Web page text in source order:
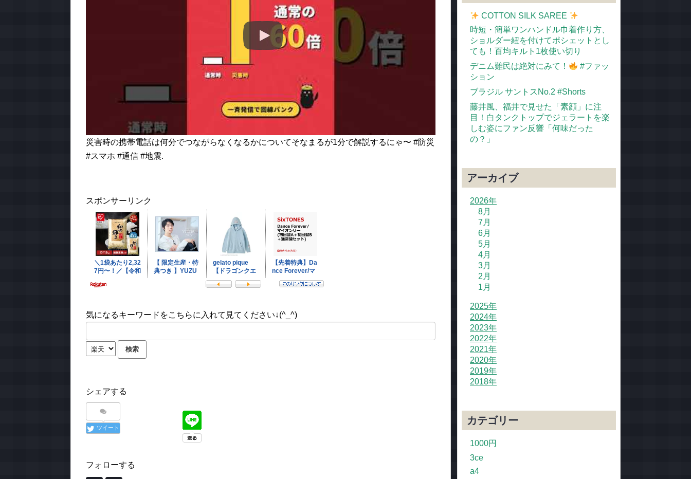
災害時の携帯電話は何分でつながらなくなるかについてそなまるが1分で解説するにゃ〜 #防災
#スマホ #通信 #地震.
スポンサーリンク
気になるキーワードをこちらに入れて見てください↓(^_^)
シェアする
ツイート
フォローする
COTTON SILK SAREE
時短・簡単ワンハンドル巾着作り方、
ショルダー紐を付けてポシェットとし
ても！百均キルト1枚使い切り
デニム難民は絶対にみて！
#ファッ
ション
ブラジル サントスNo.2 #Shorts
藤井風、福井で見せた「素顔」に注
目！白タンクトップでジェラートを楽
しむ姿にファン反響「何味だった
の？」
アーカイブ
2026年
8月
7月
6月
5月
4月
3月
2月
1月
2025年
2024年
2023年
2022年
2021年
2020年
2019年
2018年
カテゴリー
1000円
3ce
a4